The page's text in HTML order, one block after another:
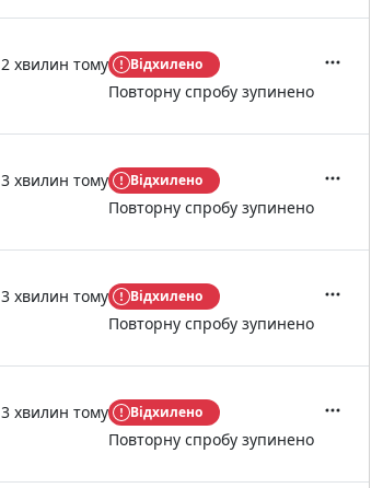
2 хвилин тому Відхилено
Повторну спробу зупинено
3 хвилин тому Відхилено
Повторну спробу зупинено
3 хвилин тому Відхилено
Повторну спробу зупинено
3 хвилин тому Відхилено
Повторну спробу зупинено